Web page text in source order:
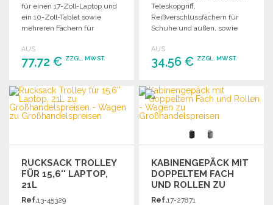
für einen 17-Zoll-Laptop und
ein 10-Zoll-Tablet sowie
mehreren Fächern für
AUS
77,72 € ZZGL. MWST.
BESTELLEN
Angebot anfordern
Teleskopgriff,
Reißverschlussfächern für
Schuhe und außen, sowie
Transport.
AUS
34,56 € ZZGL. MWST.
BESTELLEN
Angebot anfordern
RUCKSACK TROLLEY
FÜR 15,6'' LAPTOP,
21L
Ref.13-45329
KABINENGEPÄCK MIT
DOPPELTEM FACH
UND ROLLEN ZU
GROSSHANDELSPREISEN
Ref.17-27871